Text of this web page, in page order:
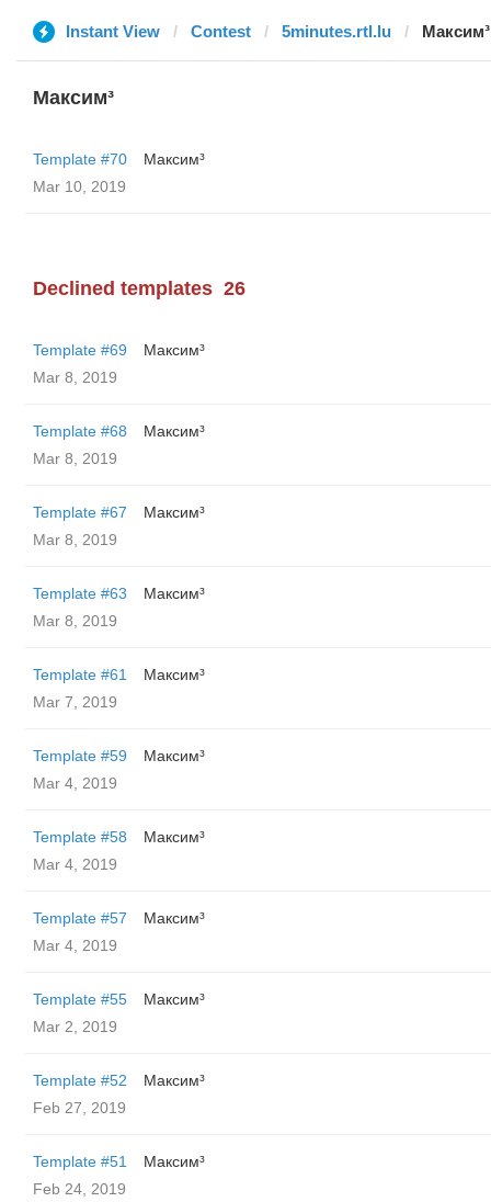
Instant View Contest 5minutes.rtl.lu Максим³
Максим³
Template #70
Максим³
Mar 10, 2019
Declined templates 26
Template #69
Максим³
Mar 8, 2019
Template #68
Максим³
Mar 8, 2019
Template #67
Максим³
Mar 8, 2019
Template #63
Максим³
Mar 8, 2019
Template #61
Максим³
Mar 7, 2019
Template #59
Максим³
Mar 4, 2019
Template #58
Максим³
Mar 4, 2019
Template #57
Максим³
Mar 4, 2019
Template #55
Максим³
Mar 2, 2019
Template #52
Максим³
Feb 27, 2019
Template #51
Максим³
Feb 24, 2019